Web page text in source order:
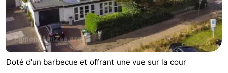
vue
Terrains
de
jeux
-
Parcours
de
Villages
&
Nature
Doté d'un barbecue et offrant une vue sur la cour